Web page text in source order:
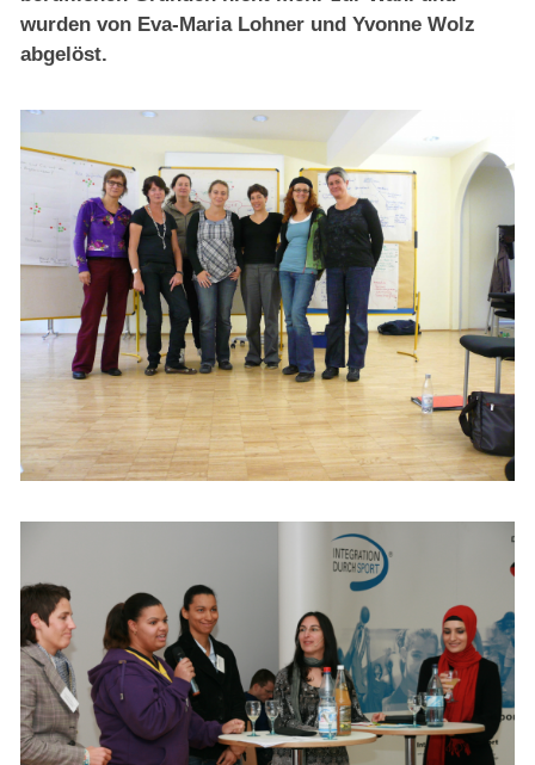
wurden von Eva-Maria Lohner und Yvonne Wolz
abgelöst.